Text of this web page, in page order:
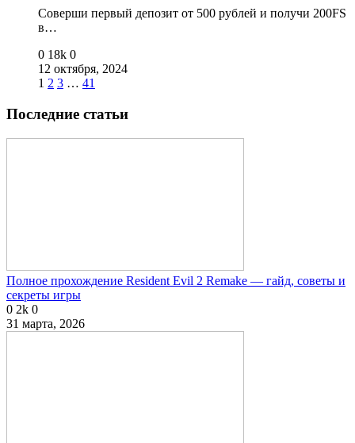
Соверши первый депозит от 500 рублей и получи 200FS
в…
0 18k 0
12 октября, 2024
1 2 3 … 41
Последние статьи
Полное прохождение Resident Evil 2 Remake — гайд, советы и
секреты игры
0 2k 0
31 марта, 2026